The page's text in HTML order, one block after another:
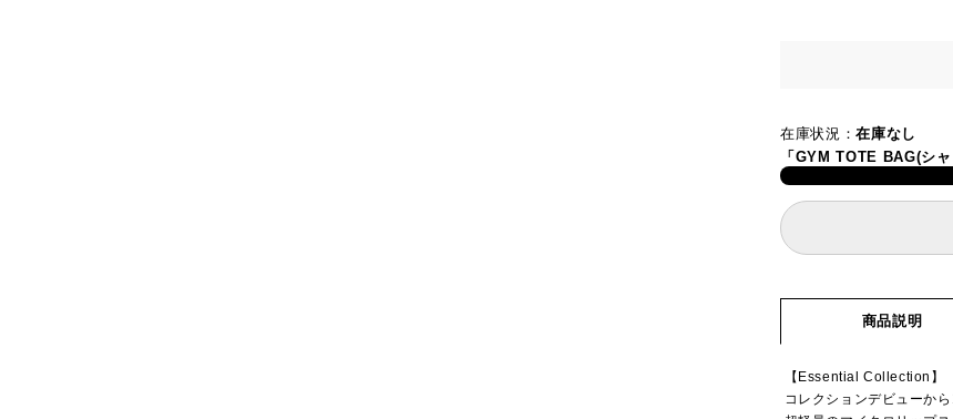
在庫状況：在庫なし
「GYM TOTE BAG(シ
商品説明
【Essential Collection】
コレクションデビューか